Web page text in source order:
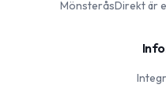
MönsteråsDirektär